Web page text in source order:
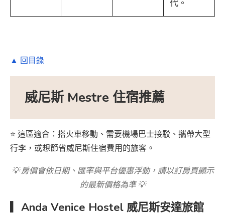
代。
▲ 回目錄
威尼斯 Mestre 住宿推薦
⭐ 這區適合：搭火車移動、需要機場巴士接駁、攜帶大型
行李，或想節省威尼斯住宿費用的旅客。
💡 房價會依日期、匯率與平台優惠浮動，請以訂房頁顯示
的最新價格為準 💡
▎Anda Venice Hostel 威尼斯安達旅館